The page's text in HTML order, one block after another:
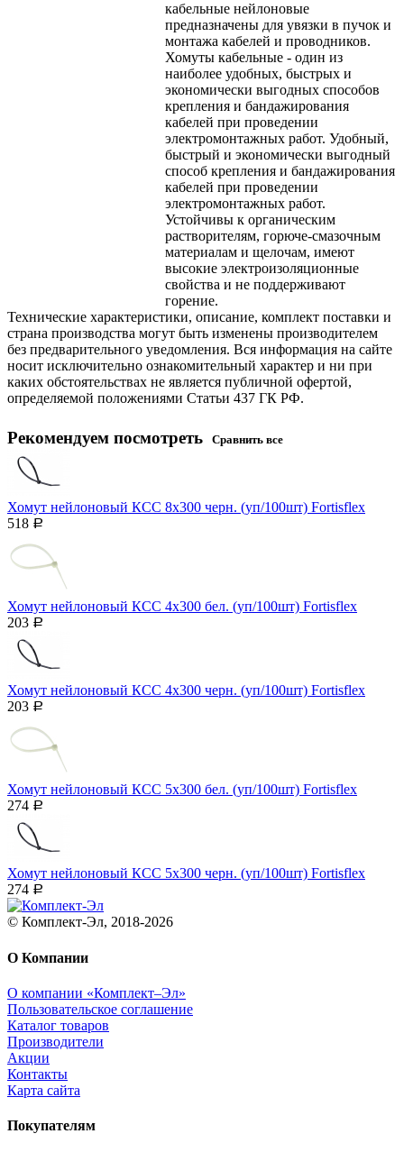
кабельные нейлоновые
предназначены для увязки в пучок и
монтажа кабелей и проводников.
Хомуты кабельные - один из
наиболее удобных, быстрых и
экономически выгодных способов
крепления и бандажирования
кабелей при проведении
электромонтажных работ. Удобный,
быстрый и экономически выгодный
способ крепления и бандажирования
кабелей при проведении
электромонтажных работ.
Устойчивы к органическим
растворителям, горюче-смазочным
материалам и щелочам, имеют
высокие электроизоляционные
свойства и не поддерживают
горение.
Технические характеристики, описание, комплект поставки и
страна производства могут быть изменены производителем
без предварительного уведомления. Вся информация на сайте
носит исключительно ознакомительный характер и ни при
каких обстоятельствах не является публичной офертой,
определяемой положениями Статьи 437 ГК РФ.
Рекомендуем посмотреть Сравнить все
Хомут нейлоновый КСС 8х300 черн. (уп/100шт) Fortisflex
518 Р
Хомут нейлоновый КСС 4х300 бел. (уп/100шт) Fortisflex
203 Р
Хомут нейлоновый КСС 4х300 черн. (уп/100шт) Fortisflex
203 Р
Хомут нейлоновый КСС 5х300 бел. (уп/100шт) Fortisflex
274 Р
Хомут нейлоновый КСС 5х300 черн. (уп/100шт) Fortisflex
274 Р
© Комплект-Эл, 2018-2026
О Компании
О компании «Комплект–Эл»
Пользовательское соглашение
Каталог товаров
Производители
Акции
Контакты
Карта сайта
Покупателям